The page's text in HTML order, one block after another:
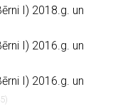
I) 2018.g. un
I) 2016.g. un
I) 2016.g. un